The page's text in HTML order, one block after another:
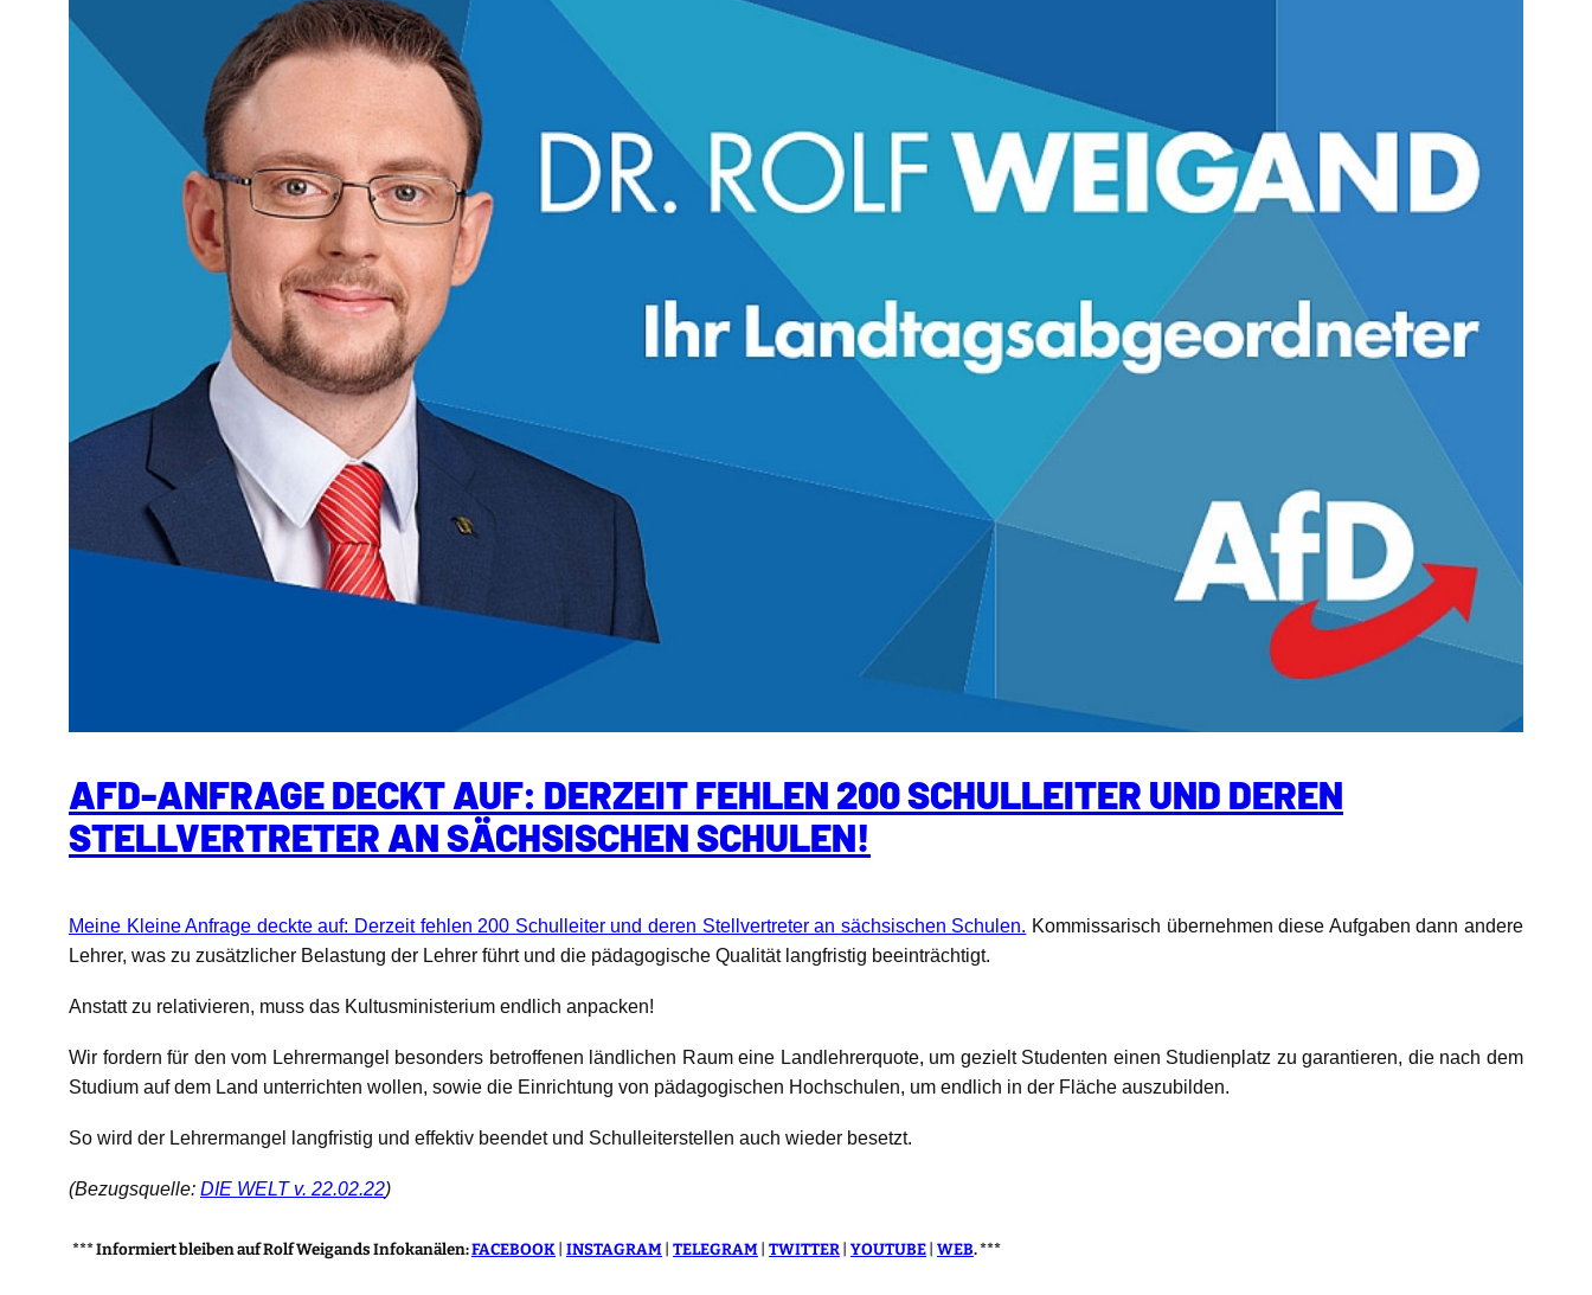
AFD-ANFRAGE DECKT AUF: DERZEIT FEHLEN 200 SCHULLEITER UND DEREN
STELLVERTRETER AN SÄCHSISCHEN SCHULEN!
Meine Kleine Anfrage deckte auf: Derzeit fehlen 200 Schulleiter und deren Stellvertreter an sächsischen Schulen. Kommissarisch übernehmen diese Aufgaben dann andere
Lehrer, was zu zusätzlicher Belastung der Lehrer führt und die pädagogische Qualität langfristig beeinträchtigt.
Anstatt zu relativieren, muss das Kultusministerium endlich anpacken!
Wir fordern für den vom Lehrermangel besonders betroffenen ländlichen Raum eine Landlehrerquote, um gezielt Studenten einen Studienplatz zu garantieren, die nach dem
Studium auf dem Land unterrichten wollen, sowie die Einrichtung von pädagogischen Hochschulen, um endlich in der Fläche auszubilden.
So wird der Lehrermangel langfristig und effektiv beendet und Schulleiterstellen auch wieder besetzt.
(Bezugsquelle: DIE WELT v. 22.02.22)
*** Informiert bleiben auf Rolf Weigands Infokanälen:FACEBOOK INSTAGRAM TELEGRAM TWITTER YOUTUBE WEB. ***